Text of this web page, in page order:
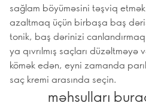
sağlam böyüməsini təşviq etmək
azaltmaq üçün birbaşa baş
tonik, baş dərinizi canlandırmaq
ya qıvrılmış saçları düzəltməyə
kömək edən, eyni zamanda
saç kremi arasında seçin.
məhsulları